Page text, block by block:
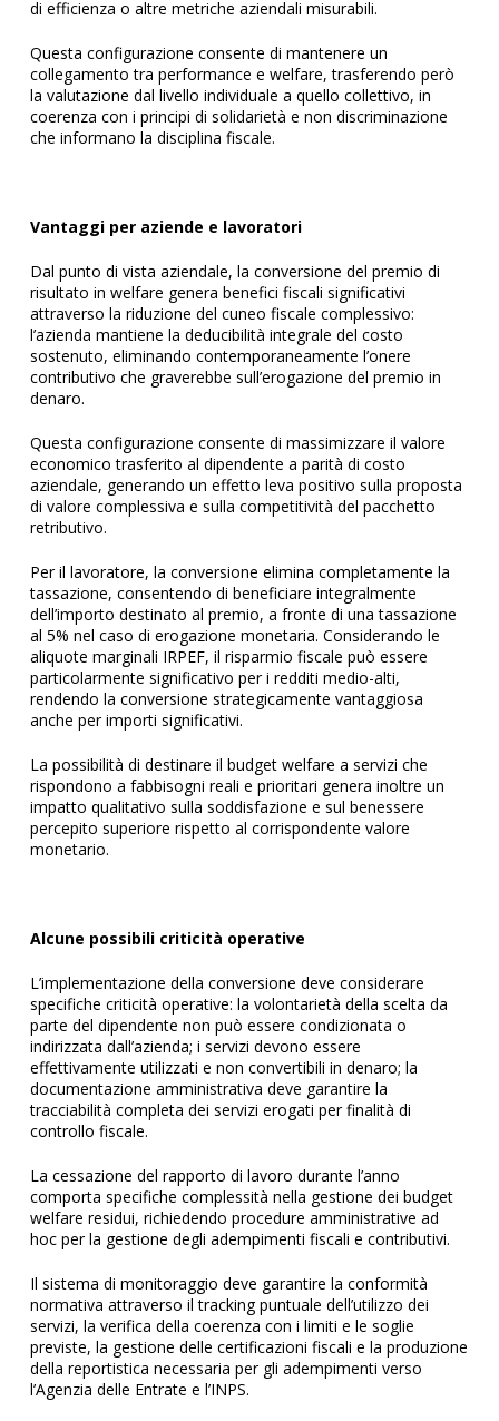
di efficienza o altre metriche aziendali misurabili.
Questa configurazione consente di mantenere un
collegamento tra performance e welfare, trasferendo però
la valutazione dal livello individuale a quello collettivo, in
coerenza con i principi di solidarietà e non discriminazione
che informano la disciplina fiscale.
Vantaggi per aziende e lavoratori
Dal punto di vista aziendale, la conversione del premio di
risultato in welfare genera benefici fiscali significativi
attraverso la riduzione del cuneo fiscale complessivo:
l’azienda mantiene la deducibilità integrale del costo
sostenuto, eliminando contemporaneamente l’onere
contributivo che graverebbe sull’erogazione del premio in
denaro.
Questa configurazione consente di massimizzare il valore
economico trasferito al dipendente a parità di costo
aziendale, generando un effetto leva positivo sulla proposta
di valore complessiva e sulla competitività del pacchetto
retributivo.
Per il lavoratore, la conversione elimina completamente la
tassazione, consentendo di beneficiare integralmente
dell’importo destinato al premio, a fronte di una tassazione
al 5% nel caso di erogazione monetaria. Considerando le
aliquote marginali IRPEF, il risparmio fiscale può essere
particolarmente significativo per i redditi medio-alti,
rendendo la conversione strategicamente vantaggiosa
anche per importi significativi.
La possibilità di destinare il budget welfare a servizi che
rispondono a fabbisogni reali e prioritari genera inoltre un
impatto qualitativo sulla soddisfazione e sul benessere
percepito superiore rispetto al corrispondente valore
monetario.
Alcune possibili criticità operative
L’implementazione della conversione deve considerare
specifiche criticità operative: la volontarietà della scelta da
parte del dipendente non può essere condizionata o
indirizzata dall’azienda; i servizi devono essere
effettivamente utilizzati e non convertibili in denaro; la
documentazione amministrativa deve garantire la
tracciabilità completa dei servizi erogati per finalità di
controllo fiscale.
La cessazione del rapporto di lavoro durante l’anno
comporta specifiche complessità nella gestione dei budget
welfare residui, richiedendo procedure amministrative ad
hoc per la gestione degli adempimenti fiscali e contributivi.
Il sistema di monitoraggio deve garantire la conformità
normativa attraverso il tracking puntuale dell’utilizzo dei
servizi, la verifica della coerenza con i limiti e le soglie
previste, la gestione delle certificazioni fiscali e la produzione
della reportistica necessaria per gli adempimenti verso
l’Agenzia delle Entrate e l’INPS.